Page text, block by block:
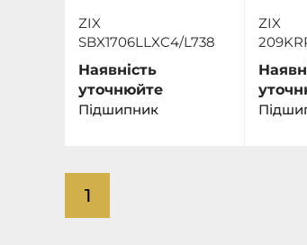
ZIX
SBX1706LLXC4/L738
Наявність
уточнюйте
Підшипник
ZIX
1